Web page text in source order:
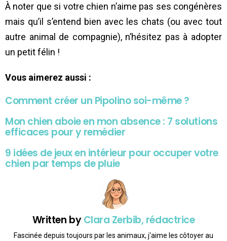
À noter que si votre chien n’aime pas ses congénères
mais qu’il s’entend bien avec les chats (ou avec tout
autre animal de compagnie), n’hésitez pas à adopter
un petit félin !
Vous aimerez aussi :
Comment créer un Pipolino soi-même ?
Mon chien aboie en mon absence : 7 solutions
efficaces pour y remédier
9 idées de jeux en intérieur pour occuper votre
chien par temps de pluie
Written byClara Zerbib, rédactrice
Fascinée depuis toujours par les animaux, j'aime les côtoyer au